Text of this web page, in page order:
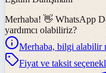
Merhaba! 👋 WhatsApp
yardımcı olabiliriz?
Merhaba, bilgi alabilir
Fiyat ve taksit